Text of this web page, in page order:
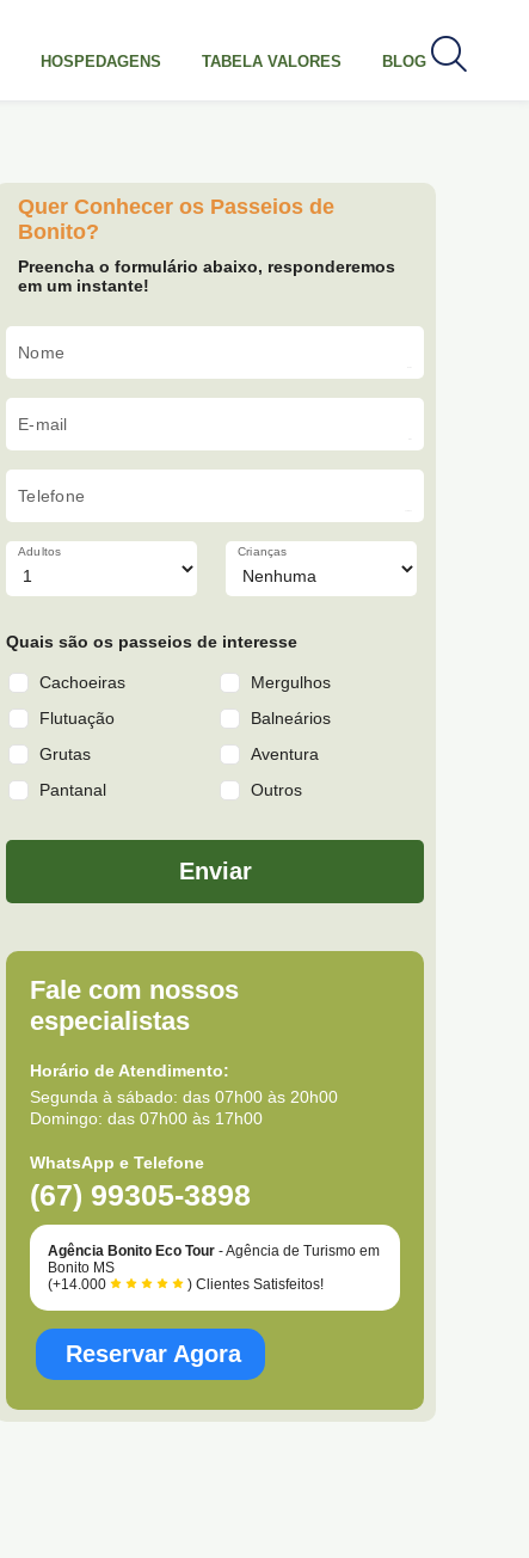
HOSPEDAGENS TABELA VALORES BLOG
Quer Conhecer os Passeios de
Bonito?
Preencha o formulário abaixo, responderemos
em um instante!
Nome
E-mail
Telefone
Adultos Crianças
Quais são os passeios de interesse
Cachoeiras
Mergulhos
Flutuação
Balneários
Grutas
Aventura
Pantanal
Outros
Enviar
Fale com nossos
especialistas
Horário de Atendimento:
Segunda à sábado: das 07h00 às 20h00
Domingo: das 07h00 às 17h00
WhatsApp e Telefone
(67) 99305-3898
Agência Bonito Eco Tour - Agência de Turismo em
Bonito MS
(+14.000
) Clientes Satisfeitos!
Reservar Agora